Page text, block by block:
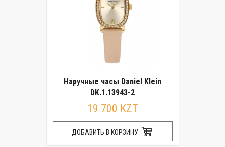
Наручные часы Daniel Klein
DK.1.13943-2
19 700 KZT
ДОБАВИТЬ В КОРЗИНУ